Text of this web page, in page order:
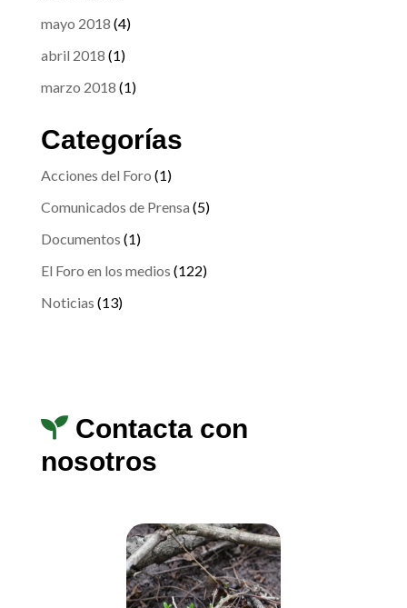
mayo 2018 (4)
abril 2018 (1)
marzo 2018 (1)
Categorías
Acciones del Foro (1)
Comunicados de Prensa (5)
Documentos (1)
El Foro en los medios (122)
Noticias (13)
Contacta con
nosotros